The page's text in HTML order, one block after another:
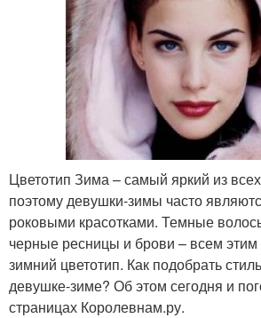
Цветотип Зима – самый яркий из
поэтому девушки-зимы часто
роковыми красотками. Темные
черные ресницы и брови – всем этим
зимний цветотип. Как подобрать
девушке-зиме? Об этом сегодня и
страницах Королевнам.ру.